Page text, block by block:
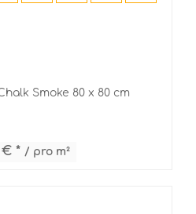
Smoke 80 x 80 cm
€ * / pro m²